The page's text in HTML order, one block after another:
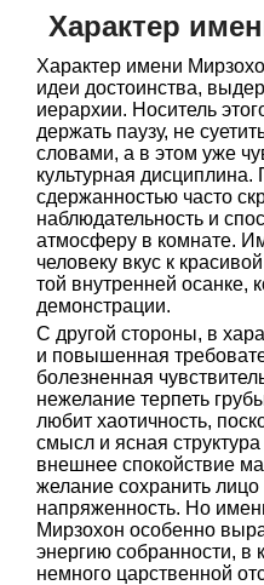
Характер
Характер имени
идеи достоинства,
иерархии. Носитель
держать паузу, не
словами, а в этом уже
культурная
сдержанностью часто
наблюдательность и
атмосферу в комнате.
человеку вкус к
той внутренней осанке,
демонстрации.
С другой стороны, в
и повышенная
болезненная
нежелание терпеть
любит хаотичность,
смысл и ясная
внешнее спокойствие
желание сохранить
напряженность. Но
Мирзохон особенно
энергию собранности, в
немного царственной